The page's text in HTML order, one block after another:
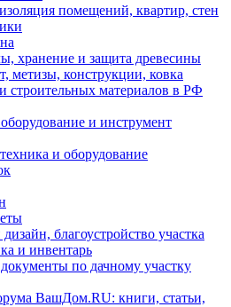
помещений, квартир, стен
хранение и защита древесины
метизы, конструкции, ковка
строительных материалов в РФ
и инструмент
и оборудование
благоустройство участка
и инвентарь
по дачному участку
ВашДом.RU: книги, статьи,